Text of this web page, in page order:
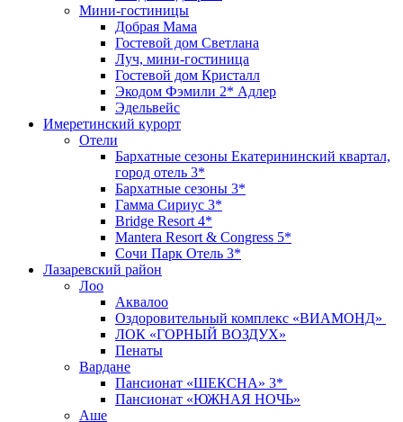
Мини-гостиницы
Добрая Мама
Гостевой дом Светлана
Луч, мини-гостиница
Гостевой дом Кристалл
Экодом Фэмили 2* Адлер
Эдельвейс
Имеретинский курорт
Отели
Бархатные сезоны Екатерининский квартал,
город отель 3*
Бархатные сезоны 3*
Гамма Сириус 3*
Bridge Resort 4*
Mantera Resort & Congress 5*
Сочи Парк Отель 3*
Лазаревский район
Лоо
Аквалоо
Оздоровительный комплекс «ВИАМОНД»
ЛОК «ГОРНЫЙ ВОЗДУХ»
Пенаты
Вардане
Пансионат «ШЕКСНА» 3*
Пансионат «ЮЖНАЯ НОЧЬ»
Аше